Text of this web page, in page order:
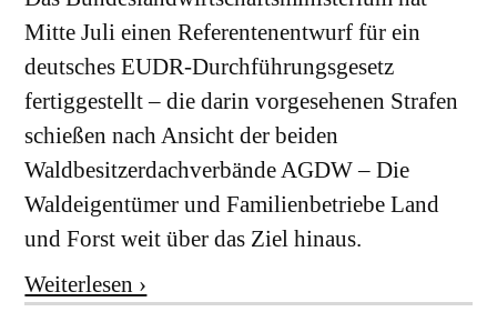
Mitte Juli einen Referentenentwurf für ein
deutsches EUDR-Durchführungsgesetz
fertiggestellt – die darin vorgesehenen Strafen
schießen nach Ansicht der beiden
Waldbesitzerdachverbände AGDW – Die
Waldeigentümer und Familienbetriebe Land
und Forst weit über das Ziel hinaus.
Weiterlesen ›